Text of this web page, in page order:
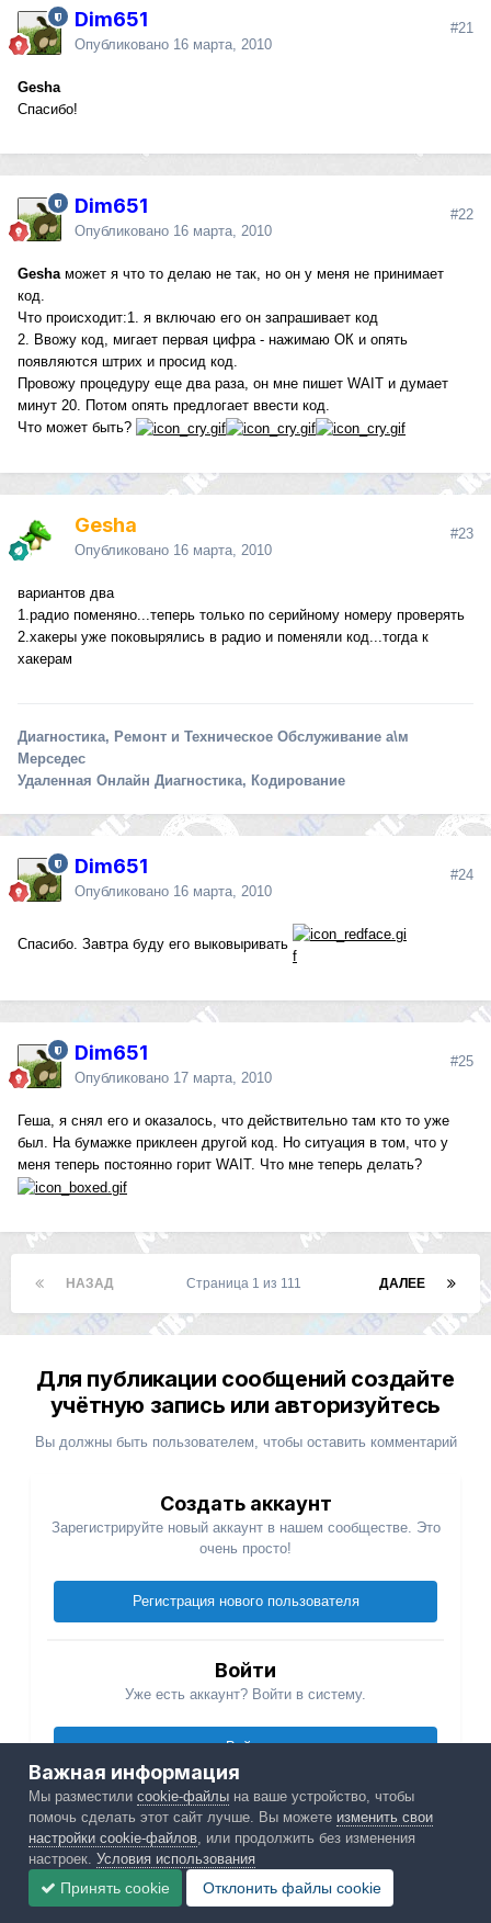
Dim651
Опубликовано 16 марта, 2010
#21
Gesha
Спасибо!
Dim651
Опубликовано 16 марта, 2010
#22
Geshaможет я что то делаю не так, но он у меня не принимает
код.
Что происходит:1. я включаю его он запрашивает код
2. Ввожу код, мигает первая цифра - нажимаю ОК и опять
появляются штрих и просид код.
Провожу процедуру еще два раза, он мне пишет WAIT и думает
минут 20. Потом опять предлогает ввести код.
Что может быть?
Gesha
Опубликовано 16 марта, 2010
#23
вариантов два
1.радио поменяно...теперь только по серийному номеру проверять
2.хакеры уже поковырялись в радио и поменяли код...тогда к
хакерам
Диагностика, Ремонт и Техническое Обслуживание а\м
Мерседес
Удаленная Онлайн Диагностика, Кодирование
Dim651
Опубликовано 16 марта, 2010
#24
Спасибо. Завтра буду его выковыривать
Dim651
Опубликовано 17 марта, 2010
#25
Геша, я снял его и оказалось, что действительно там кто то уже
был. На бумажке приклеен другой код. Но ситуация в том, что у
меня теперь постоянно горит WAIT. Что мне теперь делать?
НАЗАД ДАЛЕЕ
Страница 1 из 111
Для публикации сообщений создайте
учётную запись или авторизуйтесь
Вы должны быть пользователем, чтобы оставить комментарий
Создать аккаунт
Зарегистрируйте новый аккаунт в нашем сообществе. Это
очень просто!
Регистрация нового пользователя
Войти
Уже есть аккаунт? Войти в систему.
Войти
Важная информация
Мы разместилиcookie-файлы на ваше устройство, чтобы
помочь сделать этот сайт лучше. Вы можете изменить свои
настройки cookie-файлов , или продолжить без изменения
настроек.Условия использования
Принять cookie Отклонить файлы сookie